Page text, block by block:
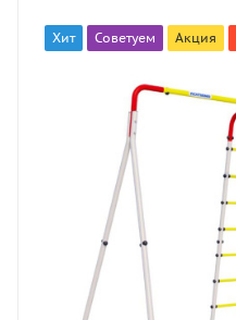
Хит Советуем Акция